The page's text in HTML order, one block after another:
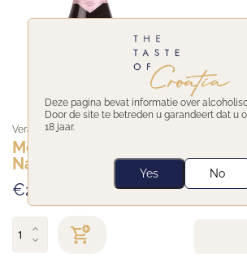
Veralda
Mousserende Brut
Nature
€28,95
€22,50
Deze pagina bevat informatie over
Door de site te betreden u garandeert dat u
18 jaar.
Yes No